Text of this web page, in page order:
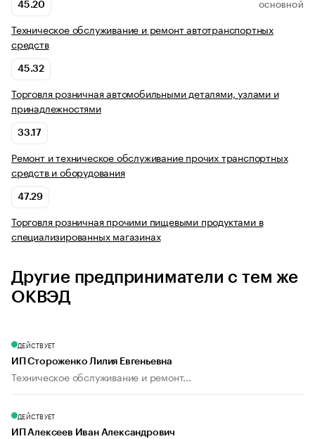
45.20 ОСНОВНОЙ
Техническое обслуживание и ремонт автотранспортных
средств
45.32
Торговля розничная автомобильными деталями, узлами и
принадлежностями
33.17
Ремонт и техническое обслуживание прочих транспортных
средств и оборудования
47.29
Торговля розничная прочими пищевыми продуктами в
специализированных магазинах
Другие предприниматели с тем же
ОКВЭД
ДЕЙСТВУЕТ
ИП Стороженко Лилия Евгеньевна
Техническое обслуживание и ремонт...
ДЕЙСТВУЕТ
ИП Алексеев Иван Александрович